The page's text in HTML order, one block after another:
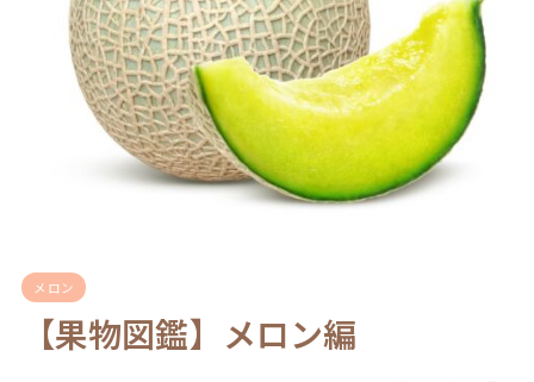
メロン
【果物図鑑】メロン編